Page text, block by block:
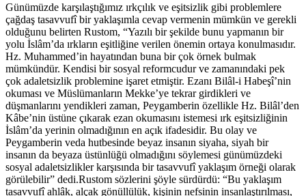
Günümüzde karşılaştığımız ırkçılık ve eşitsizlik gibi problemlere
çağdaş tasavvufî bir yaklaşımla cevap vermenin mümkün ve gerekli
olduğunu belirten Rustom, “Yazılı bir şekilde bunu yapmanın bir
yolu İslâm’da ırkların eşitliğine verilen önemin ortaya konulmasıdır.
Hz. Muhammed’in hayatından buna bir çok örnek bulmak
mümkündür. Kendisi bir sosyal reformcudur ve zamanındaki pek
çok adaletsizlik problemine işaret etmiştir. Ezanı Bilâl-i Habeşî’nin
okuması ve Müslümanların Mekke’ye tekrar girdikleri ve
düşmanlarını yendikleri zaman, Peygamberin özellikle Hz. Bilâl’den
Kâbe’nin üstüne çıkarak ezan okumasını istemesi ırk eşitsizliğinin
İslâm’da yerinin olmadığının en açık ifadesidir. Bu olay ve
Peygamberin veda hutbesinde beyaz insanın siyaha, siyah bir
insanın da beyaza üstünlüğü olmadığını söylemesi günümüzdeki
sosyal adaletsizlikler karşısında bir tasavvufî yaklaşım örneği olarak
görülebilir” dedi.Rustom sözlerini şöyle sürdürdü: “Bu yaklaşım
tasavvufî ahlâk, alçak gönüllülük, kişinin nefsinin insanlaştırılması,